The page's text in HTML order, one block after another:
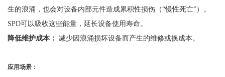
生的浪涌，也会对设备内部元件造成累积性损伤（“慢性死亡”）。
SPD可以吸收这些能量，延长设备使用寿命。
降低维护成本： 减少因浪涌损坏设备而产生的维修或换成本。
应用场景：